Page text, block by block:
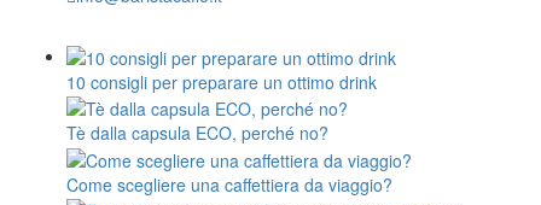
10 consigli per preparare un ottimo drink
Tè dalla capsula ECO, perché no?
Come scegliere una caffettiera da viaggio?